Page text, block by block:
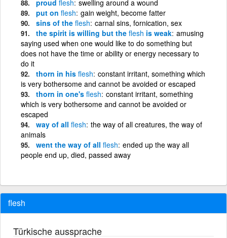
proud flesh swelling around a wound
put on flesh gain weight, become fatter
sins of the flesh carnal sins, fornication, sex
the spirit is willing but the flesh is weak amusing
saying used when one would like to do something but
does not have the time or ability or energy necessary to
do it
thorn in his flesh constant irritant, something which
is very bothersome and cannot be avoided or escaped
thorn in one's flesh constant irritant, something
which is very bothersome and cannot be avoided or
escaped
way of all flesh the way of all creatures, the way of
animals
went the way of all flesh ended up the way all
people end up, died, passed away
flesh
Türkische aussprache